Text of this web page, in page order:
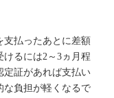
支払ったあとに差額
るには2～3ヵ月程
定証があれば支払い
な負担が軽くなるで